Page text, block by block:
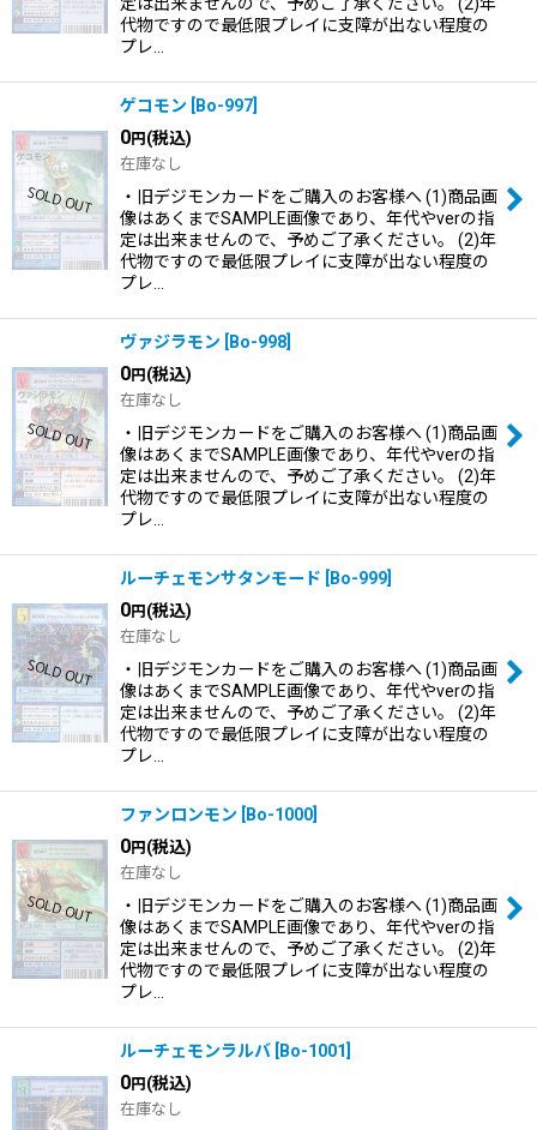
代物ですので最低限プレイに支障が出ない程度の
プレ…
ゲコモン Bo-997
0円(税込)
在庫なし
・旧デジモンカードをご購入のお客様へ (1)商品画
像はあくまでSAMPLE画像であり、年代やverの指
定は出来ませんので、予めご了承ください。 (2)年
代物ですので最低限プレイに支障が出ない程度の
プレ…
ヴァジラモン Bo-998
0円(税込)
在庫なし
・旧デジモンカードをご購入のお客様へ (1)商品画
像はあくまでSAMPLE画像であり、年代やverの指
定は出来ませんので、予めご了承ください。 (2)年
代物ですので最低限プレイに支障が出ない程度の
プレ…
ルーチェモンサタンモード Bo-999
0円(税込)
在庫なし
・旧デジモンカードをご購入のお客様へ (1)商品画
像はあくまでSAMPLE画像であり、年代やverの指
定は出来ませんので、予めご了承ください。 (2)年
代物ですので最低限プレイに支障が出ない程度の
プレ…
ファンロンモン Bo-1000
0円(税込)
在庫なし
・旧デジモンカードをご購入のお客様へ (1)商品画
像はあくまでSAMPLE画像であり、年代やverの指
定は出来ませんので、予めご了承ください。 (2)年
代物ですので最低限プレイに支障が出ない程度の
プレ…
ルーチェモンラルバ Bo-1001
0円(税込)
在庫なし